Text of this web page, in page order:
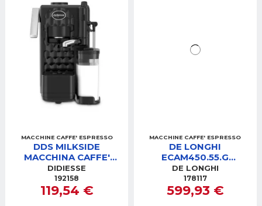
MACCHINE CAFFE' ESPRESSO
DDS MILKSIDE
MACCHINA CAFFE'
BLACK
DIDIESSE
192158
119,54 €
MACCHINE CAFFE' ESPRESSO
DE LONGHI
ECAM450.55.G
MACCHINA CA FFE'
AUTOMATICA ELETTA
GRIGIO
DE LONGHI
178117
599,93 €